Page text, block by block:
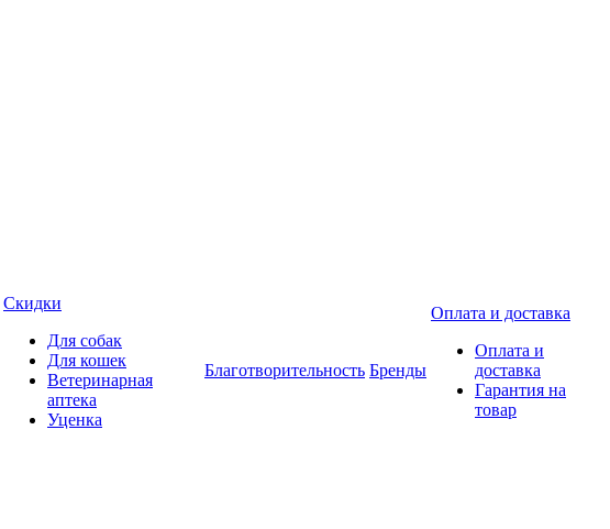
Скидки
Для собак
Для кошек
Ветеринарная
аптека
Уценка
Благотворительность Бренды
Оплата и доставка
Оплата и
доставка
Гарантия на
товар